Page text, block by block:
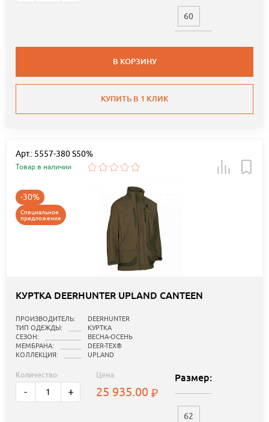
60
В КОРЗИНУ
КУПИТЬ В 1 КЛИК
Арт.: 5557-380 S50%
Товар в наличии
-30%
Специальное
предложение
КУРТКА DEERHUNTER UPLAND CANTEEN
ПРОИЗВОДИТЕЛЬ:
DEERHUNTER
ТИП ОДЕЖДЫ:
КУРТКА
СЕЗОН:
ВЕСНА-ОСЕНЬ
МЕМБРАНА:
DEER-TEX®
КОЛЛЕКЦИЯ:
UPLAND
Количество:
- +
Цена:
25 935.00
Размер:
62